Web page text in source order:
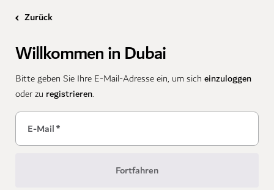
Zurück
Willkommen in Dubai
Bitte geben Sie Ihre E-Mail-Adresse ein, um sich einzuloggen
oder zu registrieren.
E-Mail*
Fortfahren